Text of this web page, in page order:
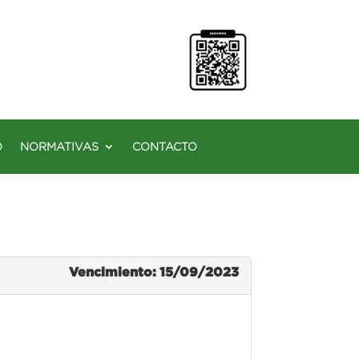
NORMATIVAS CONTACTO
Vencimiento: 15/09/2023